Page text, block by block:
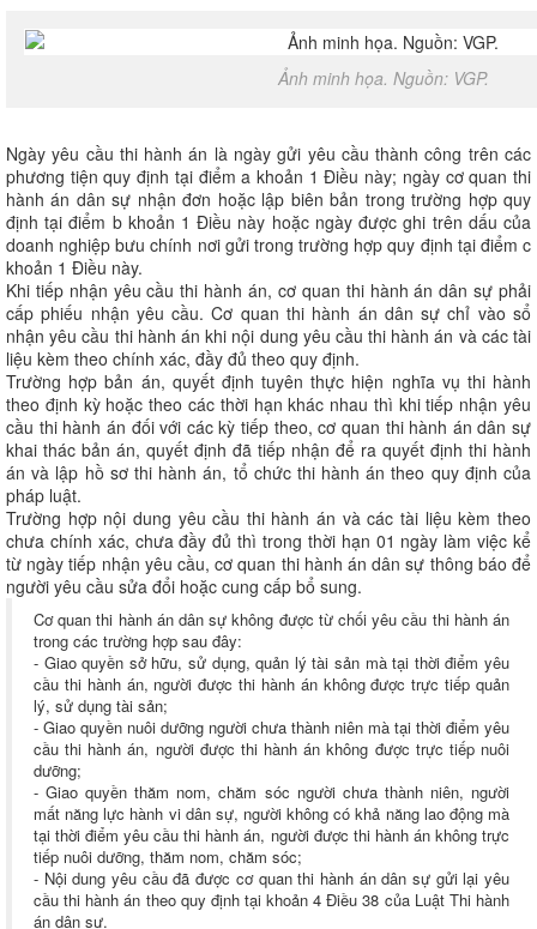
Ảnh minh họa. Nguồn: VGP.
Ngày yêu cầu thi hành án là ngày gửi yêu cầu thành công trên các
phương tiện quy định tại điểm a khoản 1 Điều này; ngày cơ quan thi
hành án dân sự nhận đơn hoặc lập biên bản trong trường hợp quy
định tại điểm b khoản 1 Điều này hoặc ngày được ghi trên dấu của
doanh nghiệp bưu chính nơi gửi trong trường hợp quy định tại điểm c
khoản 1 Điều này.
Khi tiếp nhận yêu cầu thi hành án, cơ quan thi hành án dân sự phải
cấp phiếu nhận yêu cầu. Cơ quan thi hành án dân sự chỉ vào sổ
nhận yêu cầu thi hành án khi nội dung yêu cầu thi hành án và các tài
liệu kèm theo chính xác, đầy đủ theo quy định.
Trường hợp bản án, quyết định tuyên thực hiện nghĩa vụ thi hành
theo định kỳ hoặc theo các thời hạn khác nhau thì khi tiếp nhận yêu
cầu thi hành án đối với các kỳ tiếp theo, cơ quan thi hành án dân sự
khai thác bản án, quyết định đã tiếp nhận để ra quyết định thi hành
án và lập hồ sơ thi hành án, tổ chức thi hành án theo quy định của
pháp luật.
Trường hợp nội dung yêu cầu thi hành án và các tài liệu kèm theo
chưa chính xác, chưa đầy đủ thì trong thời hạn 01 ngày làm việc kể
từ ngày tiếp nhận yêu cầu, cơ quan thi hành án dân sự thông báo để
người yêu cầu sửa đổi hoặc cung cấp bổ sung.
Cơ quan thi hành án dân sự không được từ chối yêu cầu thi hành án
trong các trường hợp sau đây:
- Giao quyền sở hữu, sử dụng, quản lý tài sản mà tại thời điểm yêu
cầu thi hành án, người được thi hành án không được trực tiếp quản
lý, sử dụng tài sản;
- Giao quyền nuôi dưỡng người chưa thành niên mà tại thời điểm yêu
cầu thi hành án, người được thi hành án không được trực tiếp nuôi
dưỡng;
- Giao quyền thăm nom, chăm sóc người chưa thành niên, người
mất năng lực hành vi dân sự, người không có khả năng lao động mà
tại thời điểm yêu cầu thi hành án, người được thi hành án không trực
tiếp nuôi dưỡng, thăm nom, chăm sóc;
- Nội dung yêu cầu đã được cơ quan thi hành án dân sự gửi lại yêu
cầu thi hành án theo quy định tại khoản 4 Điều 38 của Luật Thi hành
án dân sự.